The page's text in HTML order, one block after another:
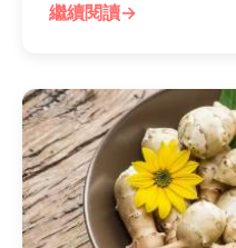
繼續閱讀